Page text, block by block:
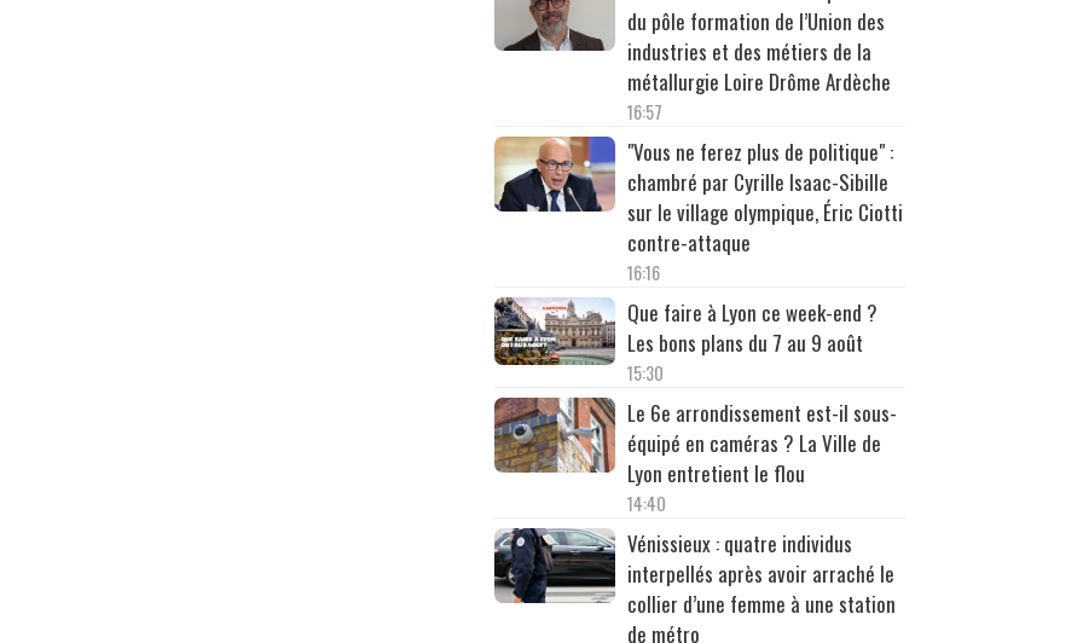
du pôle formation de l’Union des
industries et des métiers de la
métallurgie Loire Drôme Ardèche
16:57
"Vous ne ferez plus de politique" :
chambré par Cyrille Isaac-Sibille
sur le village olympique, Éric Ciotti
contre-attaque
16:16
Que faire à Lyon ce week-end ?
Les bons plans du 7 au 9 août
15:30
Le 6e arrondissement est-il sous-
équipé en caméras ? La Ville de
Lyon entretient le flou
14:40
Vénissieux : quatre individus
interpellés après avoir arraché le
collier d’une femme à une station
de métro